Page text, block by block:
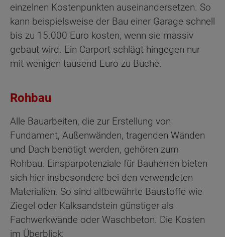
einzelnen Kostenpunkten auseinandersetzen. So
kann beispielsweise der Bau einer Garage schnell
bis zu 15.000 Euro kosten, wenn sie massiv
gebaut wird. Ein Carport schlägt hingegen nur
mit wenigen tausend Euro zu Buche.
Rohbau
Alle Bauarbeiten, die zur Erstellung von
Fundament, Außenwänden, tragenden Wänden
und Dach benötigt werden, gehören zum
Rohbau. Einsparpotenziale für Bauherren bieten
sich hier insbesondere bei den verwendeten
Materialien. So sind altbewährte Baustoffe wie
Ziegel oder Kalksandstein günstiger als
Fachwerkwände oder Waschbeton. Die Kosten
im Überblick: